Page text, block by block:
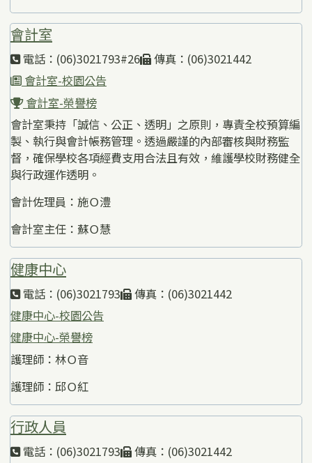
會計室
電話：(06)3021793#26
傳真：(06)3021442
會計室-校園公告
會計室-榮譽榜
會計室秉持「誠信、公正、透明」之原則，專責全校預算編
製、執行與會計帳務管理。透過嚴謹的內部審核與財務監
督，確保學校各項經費支用合法且有效，維護學校財務健全
與行政運作透明。
會計佐理員：施Ｏ澧
會計室主任：蘇Ｏ慧
健康中心
電話：(06)3021793
傳真：(06)3021442
健康中心-校園公告
健康中心-榮譽榜
護理師：林Ｏ音
護理師：邱Ｏ紅
行政人員
電話：(06)3021793
傳真：(06)3021442